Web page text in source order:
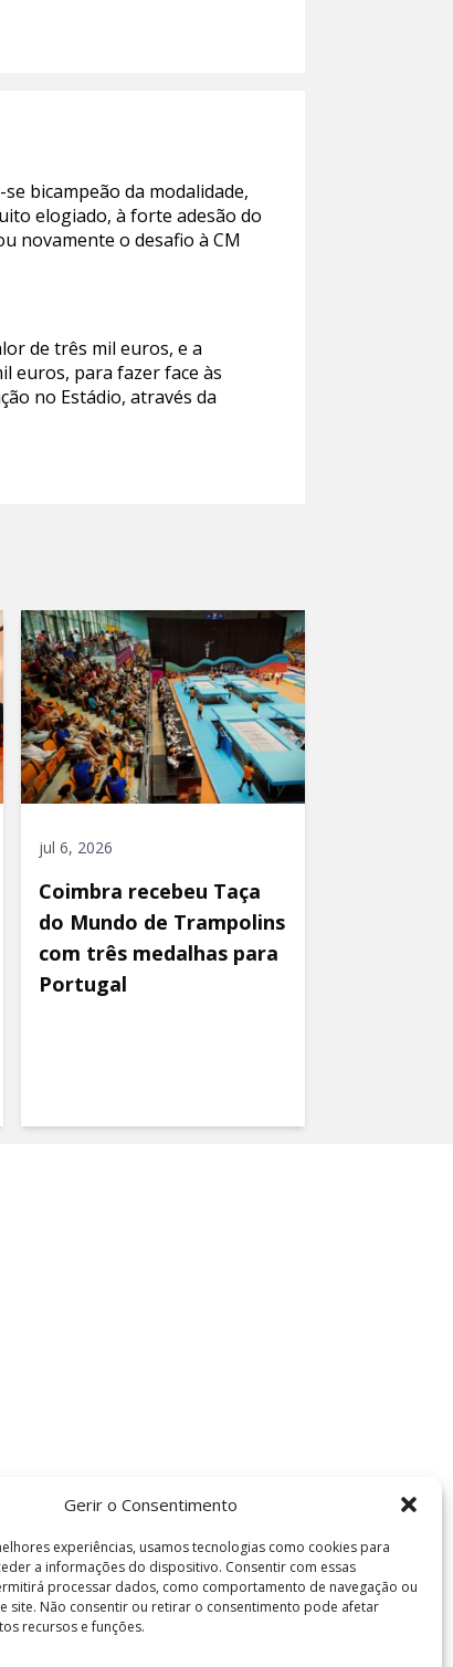
Gerir o Consentimento
experiências, usamos tecnologias como cookies para
a informações do dispositivo. Consentir com essas
processar dados, como comportamento de navegação ou
site. Não consentir ou retirar o consentimento pode afetar
recursos e funções.
bicampeão da modalidade,
elogiado, à forte adesão do
novamente o desafio à CM
de três mil euros, e a
euros, para fazer face às
no Estádio, através da
jul 6, 2026
Coimbra recebeu Taça
do Mundo de Trampolins
com três medalhas para
Portugal